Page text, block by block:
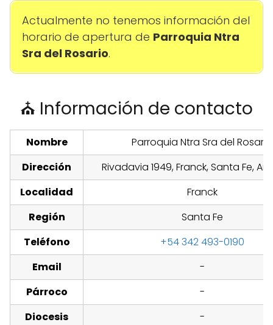
Actualmente no tenemos información del
horario de apertura de Parroquia Ntra
Sra del Rosario.
⛪ Información de contacto
Nombre
Parroquia Ntra Sra del Rosario
Dirección
Rivadavia 1949, Franck, Santa Fe,
Localidad
Franck
Región
Santa Fe
Teléfono
+54 342 493-0190
Email
-
Párroco
-
Diocesis
-